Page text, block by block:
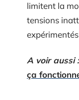
limitent la
tensions
A voir aussi :
ça